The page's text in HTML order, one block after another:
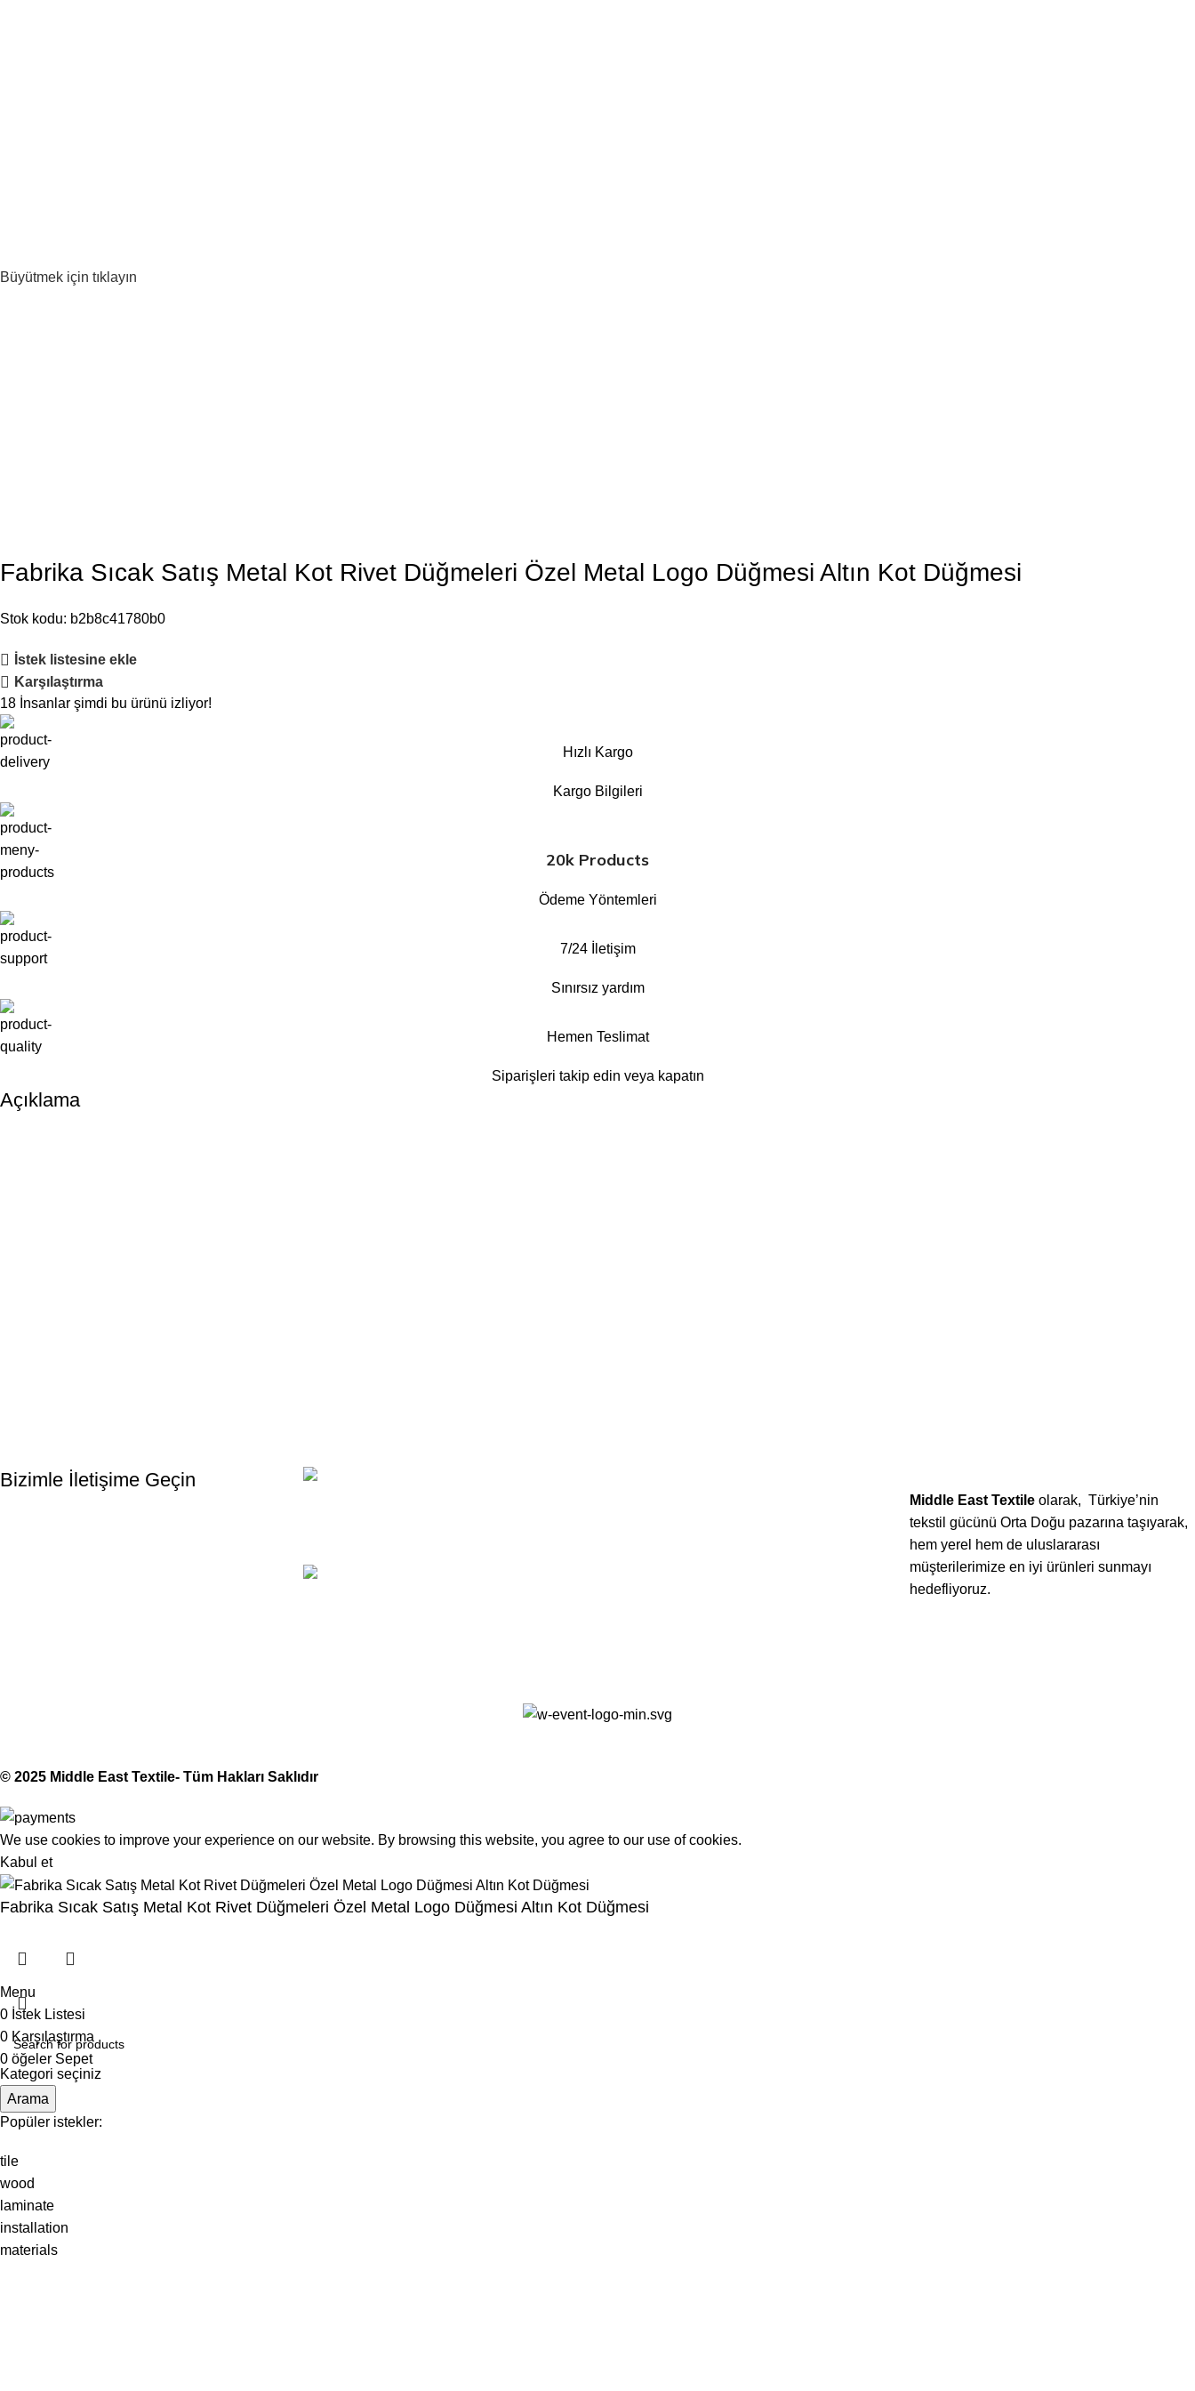
Büyütmek için tıklayın
Fabrika Sıcak Satış Metal Kot Rivet Düğmeleri Özel Metal Logo Düğmesi Altın Kot Düğmesi
Stok kodu: b2b8c41780b0
İstek listesine ekle
Karşılaştırma
18 İnsanlar şimdi bu ürünü izliyor!
Hızlı Kargo
Kargo Bilgileri
20k Products
Ödeme Yöntemleri
7/24 İletişim
Sınırsız yardım
Hemen Teslimat
Siparişleri takip edin veya kapatın
Açıklama
Bizimle İletişime Geçin
Middle East Textileolarak, Türkiye’nin
tekstil gücünü Orta Doğu pazarına taşıyarak,
hem yerel hem de uluslararası
müşterilerimize en iyi ürünleri sunmayı
hedefliyoruz.
© 2025 Middle East Textile- Tüm Hakları Saklıdır
We use cookies to improve your experience on our website. By browsing this website, you agree to our use of cookies.
Kabul et
Fabrika Sıcak Satış Metal Kot Rivet Düğmeleri Özel Metal Logo Düğmesi Altın Kot Düğmesi
Kategori seçiniz
Arama
Popüler istekler:
tile
wood
laminate
installation
materials
Menu
0 İstek Listesi
0 Karşılaştırma
0 öğeler Sepet